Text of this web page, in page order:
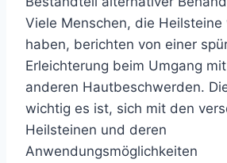
Viele Menschen, die
haben, berichten von einer
Erleichterung beim Umgang
anderen Hautbeschwerden.
wichtig es ist, sich mit den
Heilsteinen und deren
Anwendungsmöglichkeiten